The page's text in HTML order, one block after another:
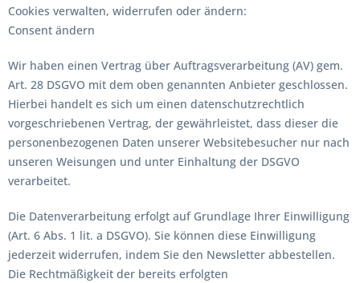
Cookies verwalten, widerrufen oder ändern:
Consent ändern
Wir haben einen Vertrag über Auftragsverarbeitung (AV) gem.
Art. 28 DSGVO mit dem oben genannten Anbieter geschlossen.
Hierbei handelt es sich um einen datenschutzrechtlich
vorgeschriebenen Vertrag, der gewährleistet, dass dieser die
personenbezogenen Daten unserer Websitebesucher nur nach
unseren Weisungen und unter Einhaltung der DSGVO
verarbeitet.
Die Datenverarbeitung erfolgt auf Grundlage Ihrer Einwilligung
(Art. 6 Abs. 1 lit. a DSGVO). Sie können diese Einwilligung
jederzeit widerrufen, indem Sie den Newsletter abbestellen.
Die Rechtmäßigkeit der bereits erfolgten